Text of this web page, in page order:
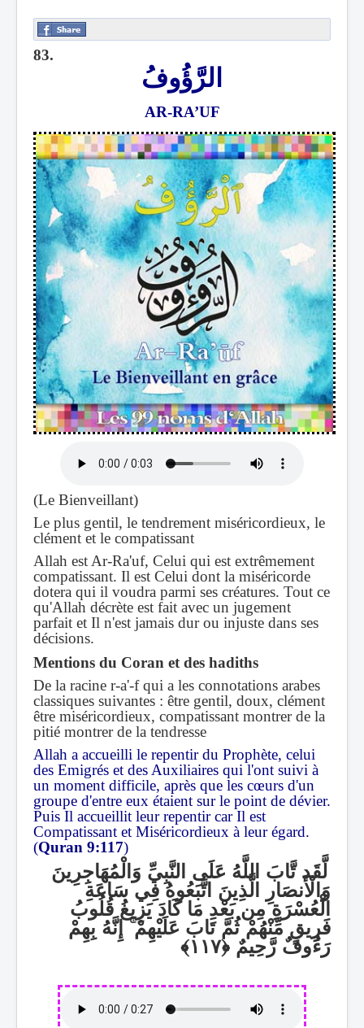
83.
الرَّؤُوفُ
AR-RA’UF
(Le Bienveillant)
Le plus gentil, le tendrement miséricordieux, le
clément et le compatissant
Allah est Ar-Ra'uf, Celui qui est extrêmement
compatissant. Il est Celui dont la miséricorde
dotera qui il voudra parmi ses créatures. Tout ce
qu'Allah décrète est fait avec un jugement
parfait et Il n'est jamais dur ou injuste dans ses
décisions.
Mentions du Coran et des hadiths
De la racine r-a'-f qui a les connotations arabes
classiques suivantes : être gentil, doux, clément
être miséricordieux, compatissant montrer de la
pitié montrer de la tendresse
Allah a accueilli le repentir du Prophète, celui
des Emigrés et des Auxiliaires qui l'ont suivi à
un moment difficile, après que les cœurs d'un
groupe d'entre eux étaient sur le point de dévier.
Puis Il accueillit leur repentir car Il est
Compatissant et Miséricordieux à leur égard.
(Quran 9:117)
لَّقَد تَّابَ اللَّهُ عَلَى النَّبِيِّ وَالْمُهَاجِرِينَ
وَالْأَنصَارِ الَّذِينَ اتَّبَعُوهُ فِي سَاعَةِ
الْعُسْرَةِ مِن بَعْدِ مَا كَادَ يَزِيغُ قُلُوبُ
فَرِيقٍ مِّنْهُمْ ثُمَّ تَابَ عَلَيْهِمْۚإِنَّهُ بِهِمْ
رَءُوفٌ رَّحِيمٌ